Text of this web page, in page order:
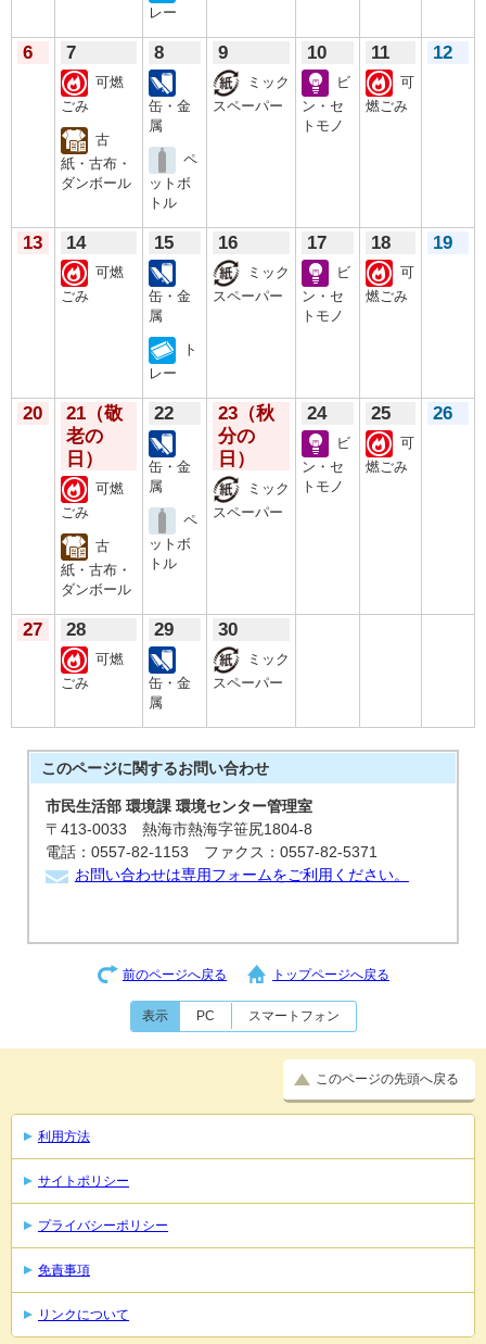
レー
6 7
可燃
ごみ
古
紙・古布・
ダンボール
8
缶・金
属
ペ
ットボ
トル
9
ミック
スペーパー
10
ビ
ン・セ
トモノ
11
可
燃ごみ
12
13 14
可燃
ごみ
15
缶・金
属
ト
レー
16
ミック
スペーパー
17
ビ
ン・セ
トモノ
18
可
燃ごみ
19
20 21 （敬
老の
日）
可燃
ごみ
古
紙・古布・
ダンボール
22
缶・金
属
ペ
ットボ
トル
23 （秋
分の
日）
ミック
スペーパー
24
ビ
ン・セ
トモノ
25
可
燃ごみ
26
27 28
可燃
ごみ
29
缶・金
属
30
ミック
スペーパー
このページに関するお問い合わせ
市民生活部 環境課 環境センター管理室
〒413-0033 熱海市熱海字笹尻1804-8
電話：0557-82-1153 ファクス：0557-82-5371
お問い合わせは専用フォームをご利用ください。
前のページへ戻る トップページへ戻る
表示 PC スマートフォン
このページの先頭へ戻る
利用方法
サイトポリシー
プライバシーポリシー
免責事項
リンクについて